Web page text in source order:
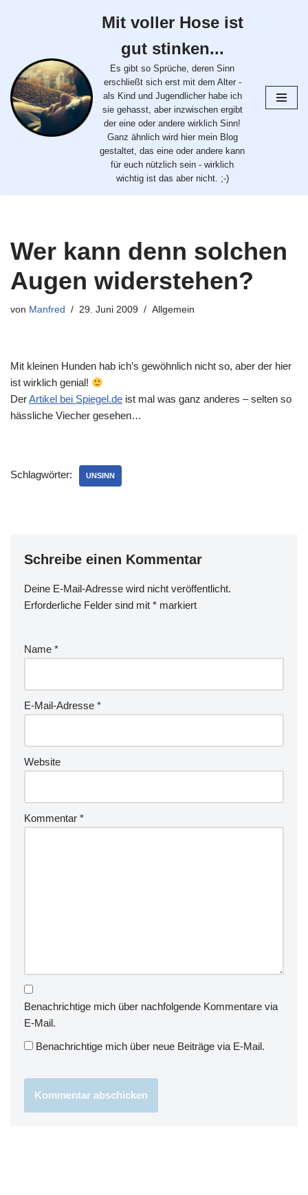
springen
Mit voller Hose ist
gut stinken...
Es gibt so Sprüche, deren Sinn
erschließt sich erst mit dem Alter -
als Kind und Jugendlicher habe ich
sie gehasst, aber inzwischen ergibt
der eine oder andere wirklich Sinn!
Ganz ähnlich wird hier mein Blog
gestaltet, das eine oder andere kann
für euch nützlich sein - wirklich
wichtig ist das aber nicht. ;-)
Wer kann denn solchen
Augen widerstehen?
von Manfred 29. Juni 2009 Allgemein
Mit kleinen Hunden hab ich’s gewöhnlich nicht so, aber der hier
ist wirklich genial!
DerArtikel bei Spiegel.de ist mal was ganz anderes – selten so
hässliche Viecher gesehen…
Schlagwörter: UNSINN
Schreibe einen Kommentar
Deine E-Mail-Adresse wird nicht veröffentlicht.
Erforderliche Felder sind mit * markiert
Name *
E-Mail-Adresse *
Website
Kommentar *
Benachrichtige mich über nachfolgende Kommentare via
E-Mail.
Benachrichtige mich über neue Beiträge via E-Mail.